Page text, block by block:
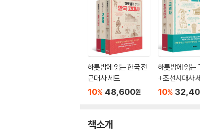
하룻밤에 읽는 한국 전
근대사 세트
10% 48,600원
하룻밤에 읽는
+조선시대사
10%
책소개